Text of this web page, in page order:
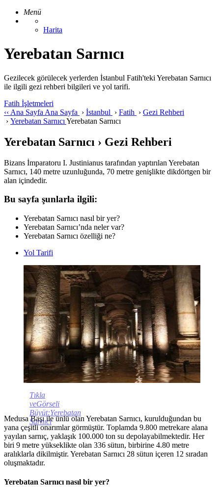
Menü
Harita
Yerebatan Sarnıcı
Gezilecek görülecek yerlerden İstanbul Fatih'teki Yerebatan Sarnıcı
ile ilgili gezi rehberi bilgileri ve yol tarifi.
Fatih İşletmeleri
‹‹ Ana Sayfa Ana Sayfa › İstanbul › Fatih › Gezi Rehberi
› Yerebatan Sarnıcı Yerebatan Sarnıcı
Yerebatan Sarnıcı › Gezi Rehberi
Bizans İmparatoru I. Justinianus tarafından yaptırılan Yerebatan
Sarnıcı, 140 metre uzunluğunda, 70 metre genişlikte dikdörtgen bir
alan içindedir.
Bu sayfa şunlarla ilgili:
Yerebatan Sarnıcı nasıl bir yer?
Yerebatan Sarnıcı’nda neler var?
Yerebatan Sarnıcı özelliği ne?
Yol Tarifi
Tıkla
veGörseli
Büyüt:Yerebatan
Sarnıcı
Medusa Başı ile ünlü olan Yerebatan Sarnıcı, kurulduğundan bu
yana çeşitli onarımlar görmüştür. Toplamda 9.800 metrekare alana
yayılan sarnıç, yaklaşık 100.000 ton su depolayabilmektedir. Her
biri 9 metre yükseklikte olan 336 sütun, birbirine 4.80 metre
aralıklarla dikilmiştir. Yerebatan Sarnıcı 28 sütun içeren 12 sıradan
oluşmaktadır.
Yerebatan Sarnıcı nasıl bir yer?